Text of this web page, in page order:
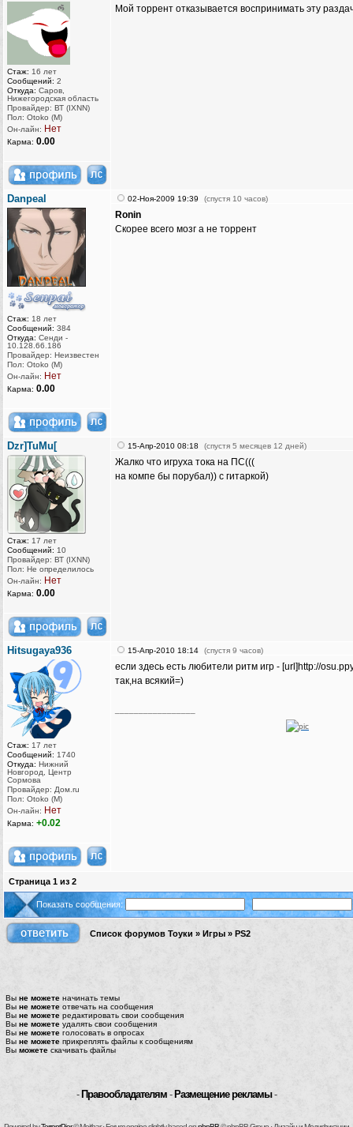
Стаж: 16 лет
Сообщений: 2
Откуда: Саров,
Нижегородская область
Провайдер: ВТ (IXNN)
Пол: Otoko (M)
Он-лайн: Нет
Карма: 0.00
Мой торрент отказывается воспринимать эту
Danpeal
Стаж: 18 лет
Сообщений: 384
Откуда: Сенди -
10.128.66.186
Провайдер: Неизвестен
Пол: Otoko (M)
Он-лайн: Нет
Карма: 0.00
02-Ноя-2009 19:39 (спустя 10 часов)
Ronin
Скорее всего мозг а не торрент
Dzr]TuMu[
Стаж: 17 лет
Сообщений: 10
Провайдер: ВТ (IXNN)
Пол: Не определилось
Он-лайн: Нет
Карма: 0.00
15-Апр-2010 08:18 (спустя 5 месяцев 12 дней)
Жалко что игруха тока на ПС(((
на компе бы порубал)) с гитаркой)
Hitsugaya936
Стаж: 17 лет
Сообщений: 1740
Откуда: Нижний
Новгород, Центр
Сормова
Провайдер: Дом.ru
Пол: Otoko (M)
Он-лайн: Нет
Карма: +0.02
15-Апр-2010 18:14 (спустя 9 часов)
если здесь есть любители ритм игр - [url]http://
так,на всякий=)
Страница 1 из 2
Показать сообщения:
Список форумов Тоуки » Игры » PS2
Вы не можете начинать темы
Вы не можете отвечать на сообщения
Вы не можете редактировать свои сообщения
Вы не можете удалять свои сообщения
Вы не можете голосовать в опросах
Вы не можете прикреплять файлы к сообщениям
Вы можете скачивать файлы
- Правообладателям - Размещение рекламы-